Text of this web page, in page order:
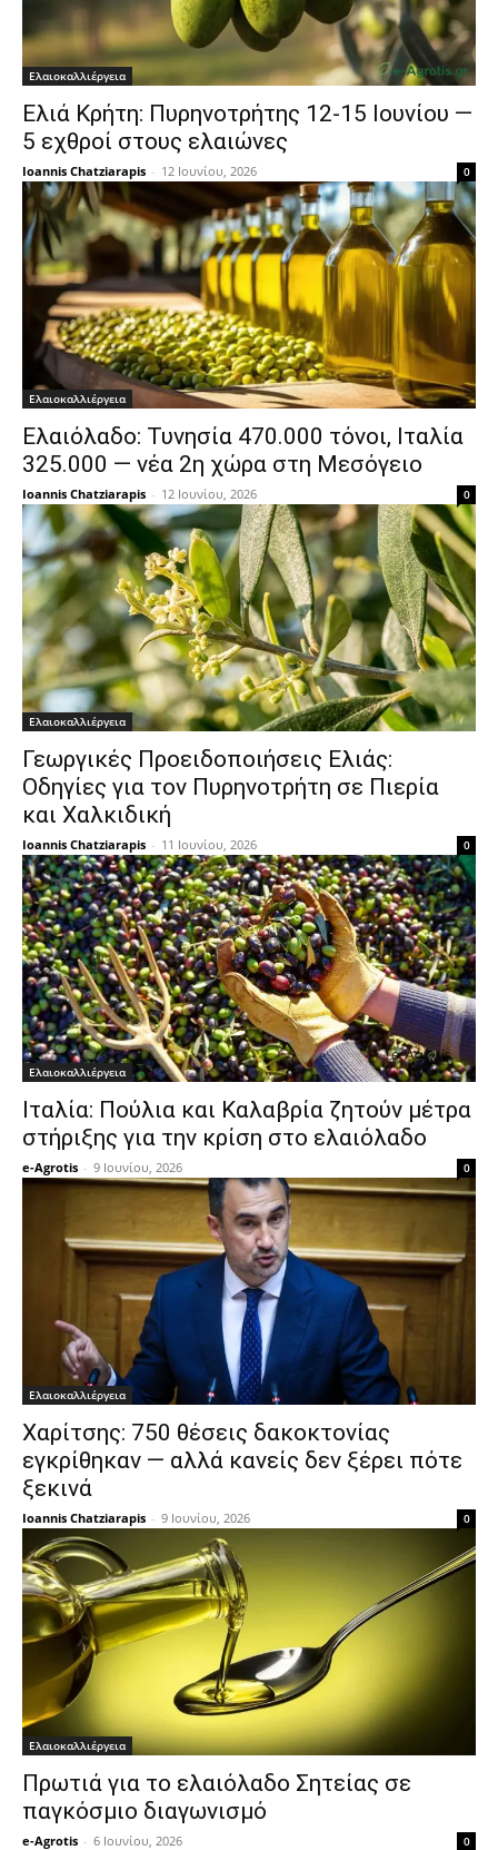
Ελαιοκαλλιέργεια
Ελιά Κρήτη: Πυρηνοτρήτης 12-15 Ιουνίου —
5 εχθροί στους ελαιώνες
Ioannis Chatziarapis - 12 Ιουνίου, 2026 0
Ελαιοκαλλιέργεια
Ελαιόλαδο: Τυνησία 470.000 τόνοι, Ιταλία
325.000 — νέα 2η χώρα στη Μεσόγειο
Ioannis Chatziarapis - 12 Ιουνίου, 2026 0
Ελαιοκαλλιέργεια
Γεωργικές Προειδοποιήσεις Ελιάς:
Οδηγίες για τον Πυρηνοτρήτη σε Πιερία
και Χαλκιδική
Ioannis Chatziarapis - 11 Ιουνίου, 2026 0
Ελαιοκαλλιέργεια
Ιταλία: Πούλια και Καλαβρία ζητούν μέτρα
στήριξης για την κρίση στο ελαιόλαδο
e-Agrotis - 9 Ιουνίου, 2026 0
Ελαιοκαλλιέργεια
Χαρίτσης: 750 θέσεις δακοκτονίας
εγκρίθηκαν — αλλά κανείς δεν ξέρει πότε
ξεκινά
Ioannis Chatziarapis - 9 Ιουνίου, 2026 0
Ελαιοκαλλιέργεια
Πρωτιά για το ελαιόλαδο Σητείας σε
παγκόσμιο διαγωνισμό
e-Agrotis - 6 Ιουνίου, 2026 0